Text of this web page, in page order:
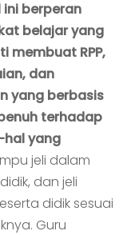
ini berperan
belajar yang
membuat RPP,
dan
yang berbasis
terhadap
yang
jeli dalam
dan jeli
didik sesuai
Guru